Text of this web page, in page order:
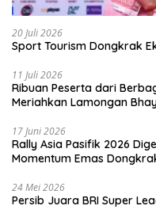
20 Juli 2026
Sport Tourism Dongkrak
11 Juli 2026
Ribuan Peserta dari
Meriahkan Lamongan
17 Juni 2026
Rally Asia Pasifik 2026
Momentum Emas
24 Mei 2026
Persib Juara BRI Super